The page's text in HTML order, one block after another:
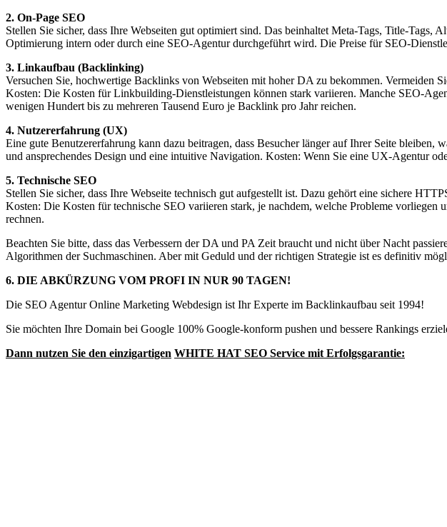
2. On-Page SEO
Stellen Sie sicher, dass Ihre Webseiten gut optimiert sind. Das beinhaltet Meta-Tags, Title-
Optimierung intern oder durch eine SEO-Agentur durchgeführt wird. Die Preise für SEO-
3. Linkaufbau (Backlinking)
Versuchen Sie, hochwertige Backlinks von Webseiten mit hoher DA zu bekommen. Vermeiden
Kosten: Die Kosten für Linkbuilding-Dienstleistungen können stark variieren. Manche SEO-
wenigen Hundert bis zu mehreren Tausend Euro je Backlink pro Jahr reichen.
4. Nutzererfahrung (UX)
Eine gute Benutzererfahrung kann dazu beitragen, dass Besucher länger auf Ihrer Seite
und ansprechendes Design und eine intuitive Navigation. Kosten: Wenn Sie eine UX-Agentur
5. Technische SEO
Stellen Sie sicher, dass Ihre Webseite technisch gut aufgestellt ist. Dazu gehört eine sichere
Kosten: Die Kosten für technische SEO variieren stark, je nachdem, welche Probleme
rechnen.
Beachten Sie bitte, dass das Verbessern der DA und PA Zeit braucht und nicht über Nacht
Algorithmen der Suchmaschinen. Aber mit Geduld und der richtigen Strategie ist es definitiv
6. DIE ABKÜRZUNG VOM PROFI IN NUR 90 TAGEN!
Die SEO Agentur Online Marketing Webdesign ist Ihr Experte im Backlinkaufbau seit 1994!
Sie möchten Ihre Domain bei Google 100% Google-konform pushen und bessere Rankings
Dann nutzen Sie den einzigartigen WHITE HAT SEO Service mit Erfolgsgarantie: